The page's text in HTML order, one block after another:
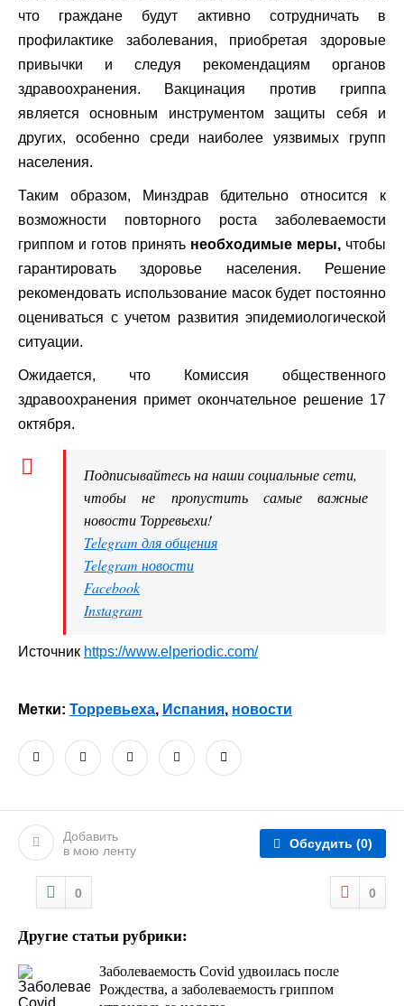
что граждане будут активно сотрудничать в
профилактике заболевания, приобретая здоровые
привычки и следуя рекомендациям органов
здравоохранения. Вакцинация против гриппа
является основным инструментом защиты себя и
других, особенно среди наиболее уязвимых групп
населения.
Таким образом, Минздрав бдительно относится к
возможности повторного роста заболеваемости
гриппом и готов принять необходимые меры, чтобы
гарантировать здоровье населения. Решение
рекомендовать использование масок будет постоянно
оцениваться с учетом развития эпидемиологической
ситуации.
Ожидается, что Комиссия общественного
здравоохранения примет окончательное решение 17
октября.
Подписывайтесь на наши социальные сети,
чтобы не пропустить самые важные
новости Торревьехи!
Telegram для общения
Telegram новости
Facebook
Instagram
Источник https://www.elperiodic.com/
Метки: Торревьеха, Испания, новости
Добавить
в мою ленту
Обсудить (0)
0 0
Другие статьи рубрики:
Заболеваемость Covid удвоилась после
Рождества, а заболеваемость гриппом